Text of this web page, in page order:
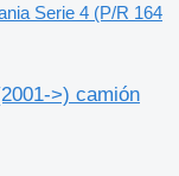
Serie 4 (P/R 164
>) camión